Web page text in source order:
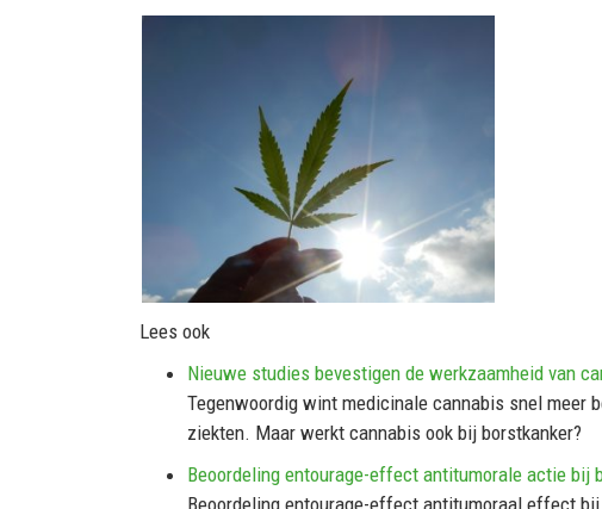
Lees ook
Nieuwe studies bevestigen de werkzaamheid van
Tegenwoordig wint medicinale cannabis snel meer
ziekten. Maar werkt cannabis ook bij borstkanker?
Beoordeling entourage-effect antitumorale actie bij
Beoordeling entourage-effect antitumoraal effect